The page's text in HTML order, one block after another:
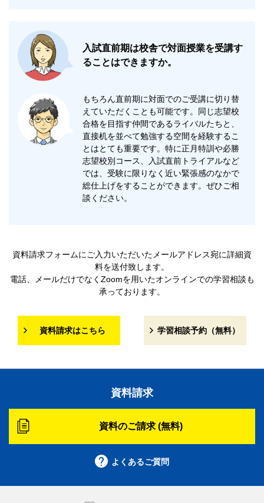
入試直前期は校舎で対面授業を受講す
ることはできますか。
もちろん直前期に対面でのご受講に切り替
えていただくことも可能です。同じ志望校
合格を目指す仲間であるライバルたちと、
直接机を並べて勉強する空間を経験するこ
とはとても重要です。特に正月特訓や必勝
志望校別コース、入試直前トライアルなど
では、受験に限りなく近い緊張感のなかで
総仕上げをすることができます。ぜひご相
談ください。
資料請求フォームにご入力いただいたメールアドレス宛に詳細資
料を送付致します。
電話、メールだけでなくZoomを用いたオンラインでの学習相談も
承っております。
資料請求はこちら 学習相談予約（無料）
資料請求
資料のご請求 (無料)
よくあるご質問